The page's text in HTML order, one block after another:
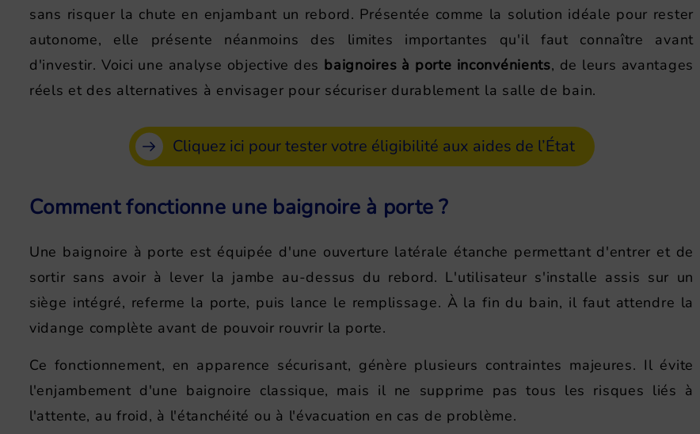
sans risquer la chute en enjambant un rebord. Présentée comme la solution idéale pour rester
autonome, elle présente néanmoins des limites importantes qu'il faut connaître avant
d'investir. Voici une analyse objective des baignoires à porte inconvénients, de leurs avantages
réels et des alternatives à envisager pour sécuriser durablement la salle de bain.
Cliquez ici pour tester votre éligibilité aux aides de l’État
Comment fonctionne une baignoire à porte ?
Une baignoire à porte est équipée d'une ouverture latérale étanche permettant d'entrer et de
sortir sans avoir à lever la jambe au-dessus du rebord. L'utilisateur s'installe assis sur un
siège intégré, referme la porte, puis lance le remplissage. À la fin du bain, il faut attendre la
vidange complète avant de pouvoir rouvrir la porte.
Ce fonctionnement, en apparence sécurisant, génère plusieurs contraintes majeures. Il évite
l'enjambement d'une baignoire classique, mais il ne supprime pas tous les risques liés à
l'attente, au froid, à l'étanchéité ou à l'évacuation en cas de problème.